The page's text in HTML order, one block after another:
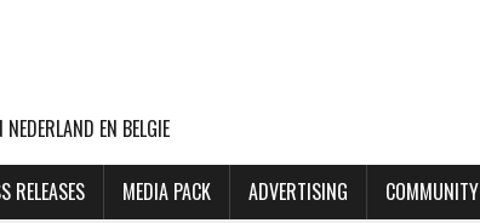
EN BELGIE
RELEASES MEDIA PACK ADVERTISING COMMUNITY